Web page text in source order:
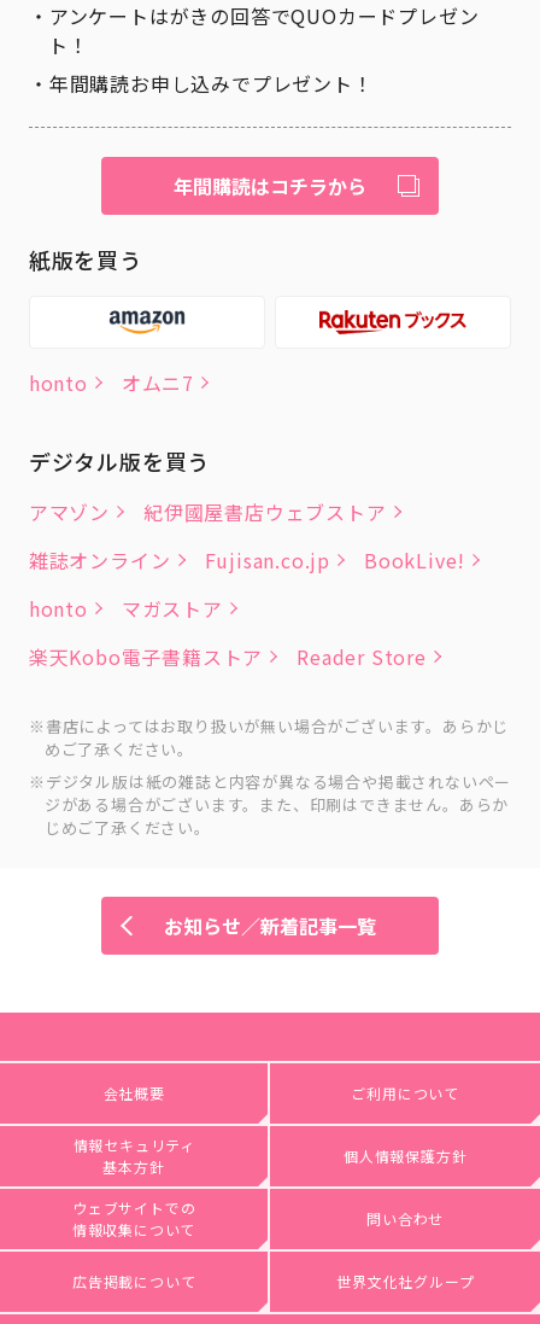
アンケートはがきの回答でQUOカードプレゼン
ト！
年間購読お申し込みでプレゼント！
年間購読はコチラから
紙版を買う
honto オムニ7
デジタル版を買う
アマゾン
紀伊國屋書店ウェブストア
雑誌オンライン
Fujisan.co.jp
BookLive!
honto
マガストア
楽天Kobo電子書籍ストア
Reader Store
書店によってはお取り扱いが無い場合がございます。あらかじ
めご了承ください。
デジタル版は紙の雑誌と内容が異なる場合や掲載されないペー
ジがある場合がございます。また、印刷はできません。あらか
じめご了承ください。
お知らせ／新着記事一覧
会社概要 ご利用について
情報セキュリティ
基本方針
個人情報保護方針
ウェブサイトでの
情報収集について
問い合わせ
広告掲載について 世界文化社グループ